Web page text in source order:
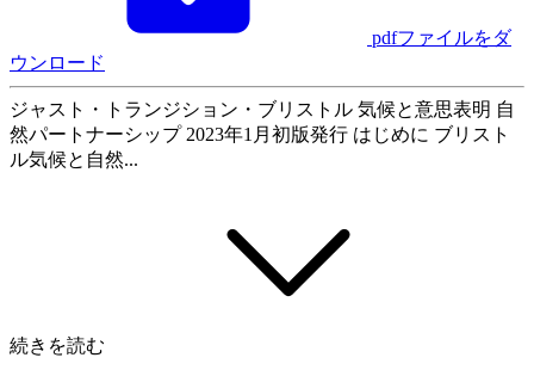
pdfファイルをダ
ウンロード
ジャスト・トランジション・ブリストル 気候と意思表明 自
然パートナーシップ 2023年1月初版発行 はじめに ブリスト
ル気候と自然...
続きを読む